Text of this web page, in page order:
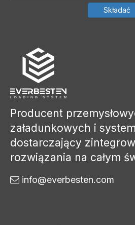
Składać
Producent
załadunkowych i
dostarczający
rozwiązania na całym
 info@everbesten.com